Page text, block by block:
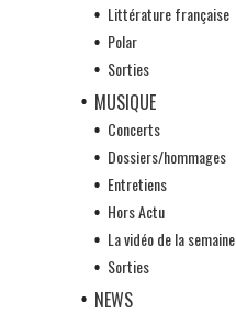
Littérature française
Polar
Sorties
MUSIQUE
Concerts
Dossiers/hommages
Entretiens
Hors Actu
La vidéo de la semaine
Sorties
NEWS